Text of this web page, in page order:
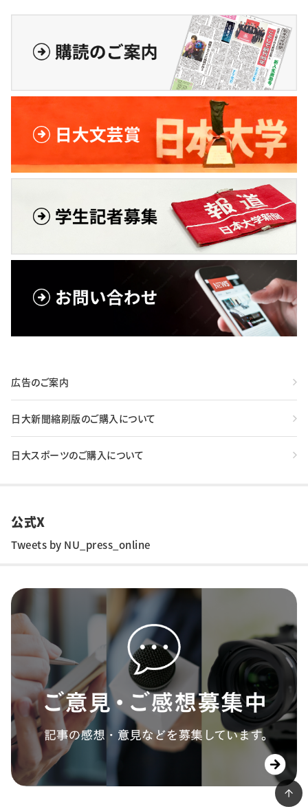
広告のご案内
日大新聞縮刷版のご購入について
日大スポーツのご購入について
公式X
Tweets by NU_press_online